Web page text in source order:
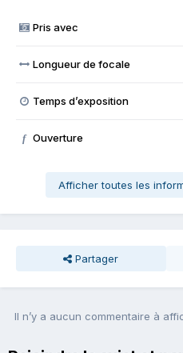
Pris avec
Longueur de focale
Temps d’exposition
f Ouverture
Afficher toutes les
Partager
Il n’y a aucun commentaire à